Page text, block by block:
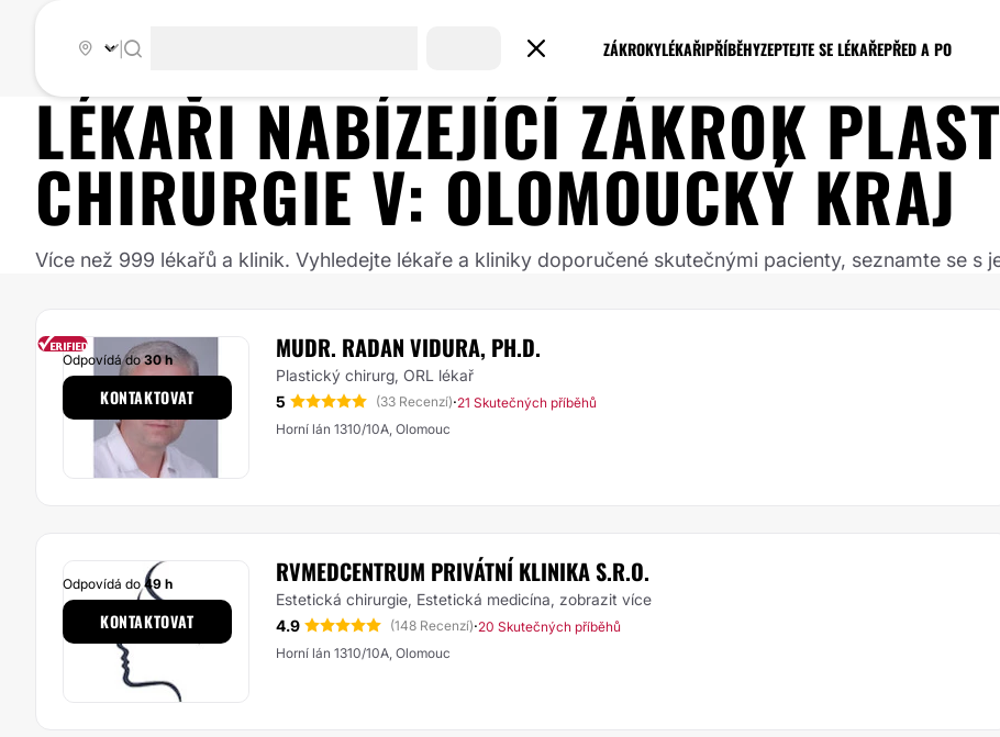
ZÁKROKYLÉKAŘIPŘÍBĚHYZEPTEJTE SE LÉKAŘEPŘED A PO
LÉKAŘI NABÍZEJÍCÍ ZÁKROK
CHIRURGIE V: OLOMOUCKÝ KRAJ
Více než 999 lékařů a klinik. Vyhledejte lékaře a kliniky doporučené skutečnými pacienty, seznamte se s
MUDR. RADAN VIDURA, PH.D.
Plastický chirurg, ORL lékař
5
(33 Recenzí)·21 Skutečných příběhů
Horní lán 1310/10A, Olomouc
Odpovídá do30 h
KONTAKTOVAT
RVMEDCENTRUM PRIVÁTNÍ KLINIKA S.R.O.
Estetická chirurgie, Estetická medicína, zobrazit více
4.9
(148 Recenzí)·20 Skutečných příběhů
Horní lán 1310/10A, Olomouc
Odpovídá do49 h
KONTAKTOVAT